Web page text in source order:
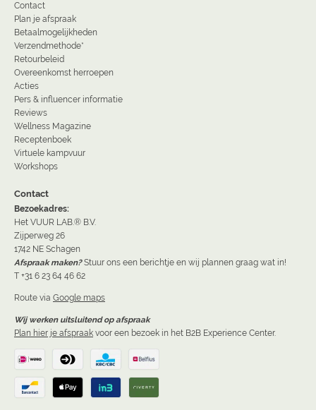
Contact
Plan je afspraak
Betaalmogelijkheden
Verzendmethode*
Retourbeleid
Overeenkomst herroepen
Acties
Pers & influencer informatie
Reviews
Wellness Magazine
Receptenboek
Virtuele kampvuur
Workshops
Contact
Bezoekadres:
Het VUUR LAB.® B.V.
Zijperweg 26
1742 NE Schagen
Afspraak maken? Stuur ons een berichtje en wij plannen graag wat in!
T +31 6 23 64 46 62
Route via Google maps
Wij werken uitsluitend op afspraak
Plan hier je afspraak voor een bezoek in het B2B Experience Center.